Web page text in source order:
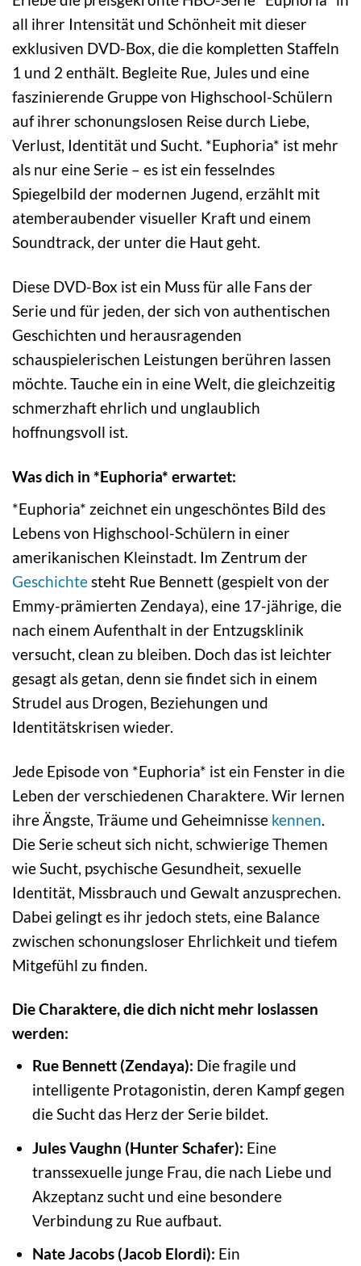
all ihrer Intensität und Schönheit mit dieser
exklusiven DVD-Box, die die kompletten Staffeln
1 und 2 enthält. Begleite Rue, Jules und eine
faszinierende Gruppe von Highschool-Schülern
auf ihrer schonungslosen Reise durch Liebe,
Verlust, Identität und Sucht. *Euphoria* ist mehr
als nur eine Serie – es ist ein fesselndes
Spiegelbild der modernen Jugend, erzählt mit
atemberaubender visueller Kraft und einem
Soundtrack, der unter die Haut geht.
Diese DVD-Box ist ein Muss für alle Fans der
Serie und für jeden, der sich von authentischen
Geschichten und herausragenden
schauspielerischen Leistungen berühren lassen
möchte. Tauche ein in eine Welt, die gleichzeitig
schmerzhaft ehrlich und unglaublich
hoffnungsvoll ist.
Was dich in *Euphoria* erwartet:
*Euphoria* zeichnet ein ungeschöntes Bild des
Lebens von Highschool-Schülern in einer
amerikanischen Kleinstadt. Im Zentrum der
Geschichte steht Rue Bennett (gespielt von der
Emmy-prämierten Zendaya), eine 17-jährige, die
nach einem Aufenthalt in der Entzugsklinik
versucht, clean zu bleiben. Doch das ist leichter
gesagt als getan, denn sie findet sich in einem
Strudel aus Drogen, Beziehungen und
Identitätskrisen wieder.
Jede Episode von *Euphoria* ist ein Fenster in die
Leben der verschiedenen Charaktere. Wir lernen
ihre Ängste, Träume und Geheimnisse kennen
Die Serie scheut sich nicht, schwierige Themen
wie Sucht, psychische Gesundheit, sexuelle
Identität, Missbrauch und Gewalt anzusprechen.
Dabei gelingt es ihr jedoch stets, eine Balance
zwischen schonungsloser Ehrlichkeit und tiefem
Mitgefühl zu finden.
Die Charaktere, die dich nicht mehr loslassen
werden:
Rue Bennett (Zendaya): Die fragile und
intelligente Protagonistin, deren Kampf gegen
die Sucht das Herz der Serie bildet.
Jules Vaughn (Hunter Schafer): Eine
transsexuelle junge Frau, die nach Liebe und
Akzeptanz sucht und eine besondere
Verbindung zu Rue aufbaut.
Nate Jacobs (Jacob Elordi): Ein